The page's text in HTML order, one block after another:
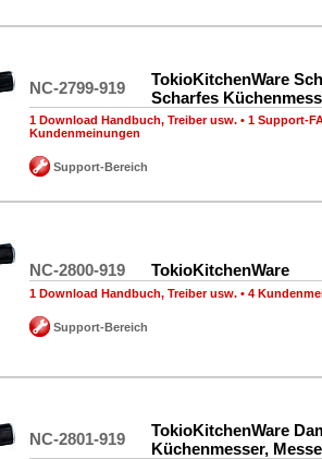
NC-2799-919
TokioKitchenWare
Scharfes
1 Download Handbuch, Treiber usw. • 1 Support-
Kundenmeinungen
Support-Bereich
NC-2800-919 TokioKitchenWare
1 Download Handbuch, Treiber usw. • 4
Support-Bereich
NC-2801-919
TokioKitchenWare
Küchenmesser,